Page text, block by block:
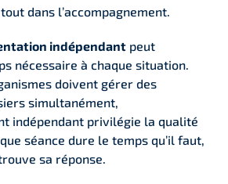
dans l’accompagnement.
indépendant peut
nécessaire à chaque situation.
doivent gérer des
simultanément,
indépendant privilégie la qualité
séance dure le temps qu’il faut,
sa réponse.